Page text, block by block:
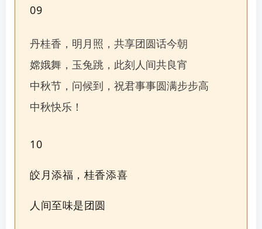
09
丹桂香，明月照，共享团圆话今朝
嫦娥舞，玉兔跳，此刻人间共良宵
中秋节，问候到，祝君事事圆满步步高
中秋快乐！
10
皎月添福，桂香添喜
人间至味是团圆